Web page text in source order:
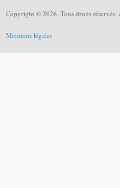
Copyright © 2026. Tous droits réservés.
Mentions légales